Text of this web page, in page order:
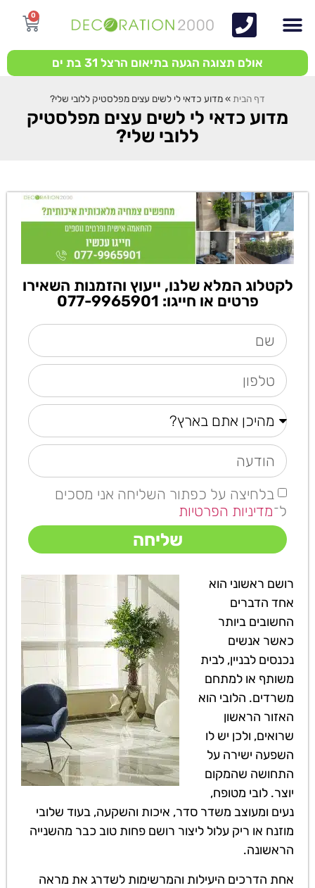
0
אולם תצוגה הגעה בתיאום הרצל 31 בת ים
דף הבית »מדוע כדאי לי לשים עצים מפלסטיק ללובי שלי?
מדוע כדאי לי לשים עצים מפלסטיק
ללובי שלי?
לקטלוג המלא שלנו, ייעוץ והזמנות השאירו
פרטים או חייגו: 077-9965901
בלחיצה על כפתור השליחה אני מסכים
ל־מדיניות הפרטיות
שליחה
רושם ראשוני הוא
אחד הדברים
החשובים ביותר
כאשר אנשים
נכנסים לבניין, לבית
משותף או למתחם
משרדים. הלובי הוא
האזור הראשון
שרואים, ולכן יש לו
השפעה ישירה על
התחושה שהמקום
יוצר. לובי מטופח,
נעים ומעוצב משדר סדר, איכות והשקעה, בעוד שלובי
מוזנח או ריק עלול ליצור רושם פחות טוב כבר מהשנייה
הראשונה.
אחת הדרכים היעילות והמרשימות לשדרג את מראה